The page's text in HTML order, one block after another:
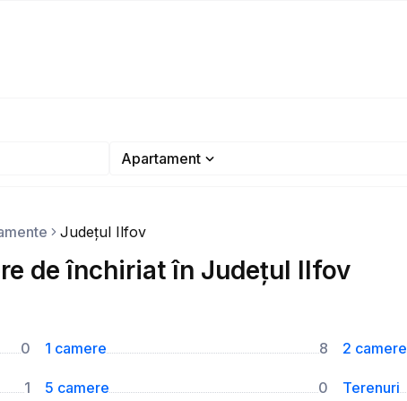
Apartament
Județul Ilfov
de închiriat în Județul Ilfov
0 1 camere 8 2 camere
1 5 camere 0 Terenuri